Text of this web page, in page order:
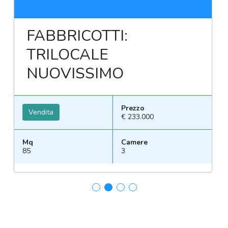
FABBRICOTTI:
TRILOCALE
NUOVISSIMO
Vendita
Prezzo
€ 233.000
Mq
85
Camere
3